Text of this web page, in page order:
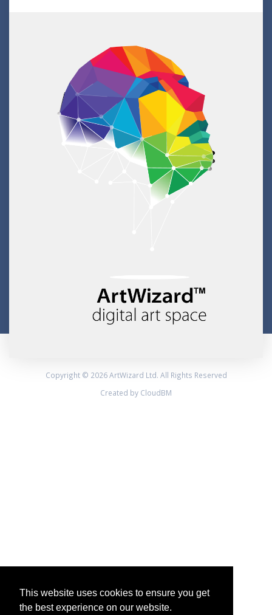
This website uses cookies to ensure you get
the best experience on our website.
Copyright © 2026 ArtWizard Ltd. All Rights Reserved
Created by CloudBM